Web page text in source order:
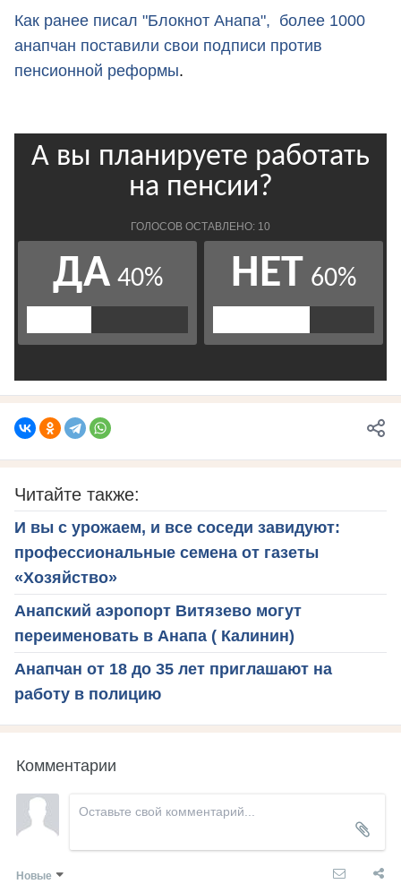
Как ранее писал "Блокнот Анапа", более 1000
анапчан поставили свои подписи против
пенсионной реформы.
Читайте также:
И вы с урожаем, и все соседи завидуют:
профессиональные семена от газеты
«Хозяйство»
Анапский аэропорт Витязево могут
переименовать в Анапа ( Калинин)
Анапчан от 18 до 35 лет приглашают на
работу в полицию
Комментарии
Новые